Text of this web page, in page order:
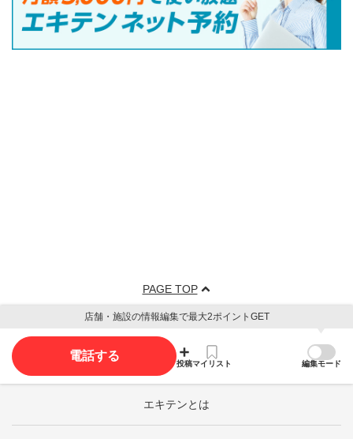
PAGE TOP
店舗・施設の情報編集で最大2ポイントGET
電話する
投稿マイリスト 編集モード
エキテンとは